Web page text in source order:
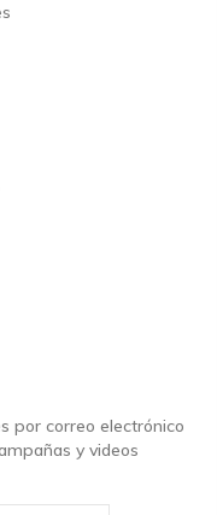
por correo electrónico
y videos